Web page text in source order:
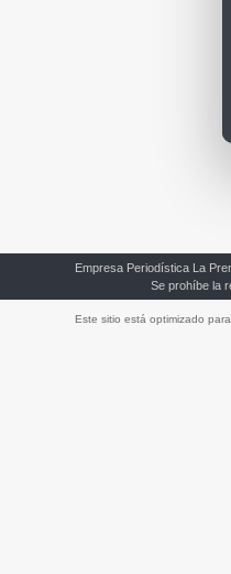
Empresa Periodística La
Se prohíbe la
Este sitio está optimizado